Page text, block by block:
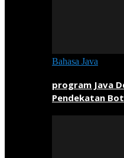
Bahasa Java
program Java
Pendekatan